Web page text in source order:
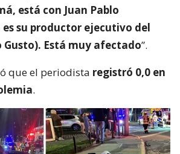
está con Juan Pablo
es su productor ejecutivo del
Está muy afectado”.
que el periodista registró 0,0 en
.